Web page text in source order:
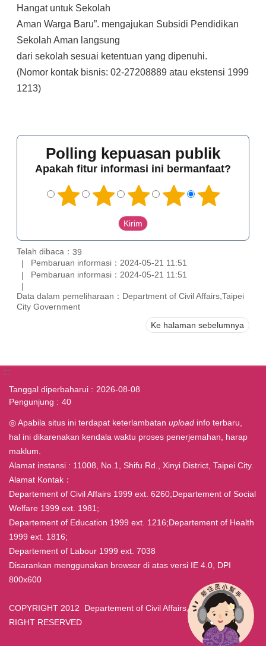
Hangat untuk Sekolah
Aman Warga Baru”. mengajukan Subsidi Pendidikan
Sekolah Aman langsung
dari sekolah sesuai ketentuan yang dipenuhi.
(Nomor kontak bisnis: 02-27208889 atau ekstensi 1999
1213)
Polling kepuasan publik
Apakah fitur informasi ini bermanfaat?
Telah dibaca： 39
Pembaruan informasi：2024-05-21 11:51
Pembaruan informasi：2024-05-21 11:51
Data dalam pemeliharaan：Department of Civil Affairs,Taipei
City Government
Ke halaman sebelumnya
:::
Tanggal diperbaharui
2026-08-08
Pengunjung
40
◎ Apabila situs ini terdapat keterlambatan upload info terbaru,
hal ini dikarenakan kendala waktu proses penerjemahan, harap
maklum.
Alamat instansi : 11008, No.1, Shifu Rd., Xinyi District, Taipei City.
Alamat Kontak：
Departement of Civil Affairs 1999 ext. 6260;Departement of Social
Welfare 1999 ext. 1981;
Departement of Education 1999 ext. 1216;Departement of Health
1999 ext. 1816;
Departement of Labour 1999 ext. 7038
Disarankan menggunakan browser di atas versi IE 4.0, DPI
800x600
COPYRIGHT 2012 Departement of Civil Affairs, Taipei ALL
RIGHT RESERVED